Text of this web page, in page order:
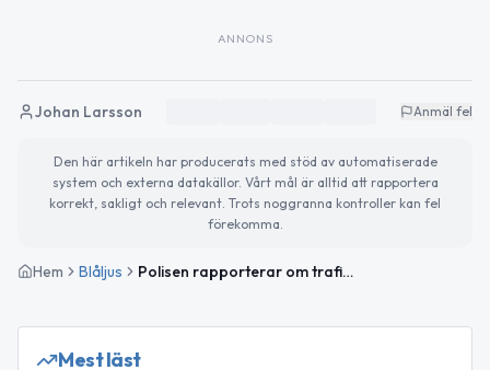
ANNONS
Johan Larsson Anmäl fel
Den här artikeln har producerats med stöd av automatiserade
system och externa datakällor. Vårt mål är alltid att rapportera
korrekt, sakligt och relevant. Trots noggranna kontroller kan fel
förekomma.
Hem Blåljus Polisen rapporterar om trafikinsatser i Norrbotten den 30 maj
Mest läst